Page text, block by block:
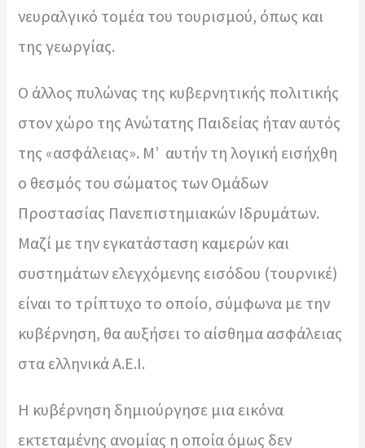
νευραλγικό τομέα του τουρισμού, όπως και
της γεωργίας.
Ο άλλος πυλώνας της κυβερνητικής πολιτικής
στον χώρο της Ανώτατης Παιδείας ήταν αυτός
της «ασφάλειας». Μ’ αυτήν τη λογική εισήχθη
ο θεσμός του σώματος των Ομάδων
Προστασίας Πανεπιστημιακών Ιδρυμάτων.
Μαζί με την εγκατάσταση καμερών και
συστημάτων ελεγχόμενης εισόδου (τουρνικέ)
είναι το τρίπτυχο το οποίο, σύμφωνα με την
κυβέρνηση, θα αυξήσει το αίσθημα ασφάλειας
στα ελληνικά Α.Ε.Ι.
Η κυβέρνηση δημιούργησε μια εικόνα
εκτεταμένης ανομίας η οποία όμως δεν